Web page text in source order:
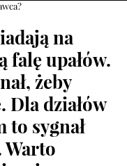
na
falę upałów.
żeby
Dla działów
to sygnał
Warto